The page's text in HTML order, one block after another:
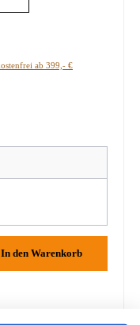
ab 399,- €
In den Warenkorb